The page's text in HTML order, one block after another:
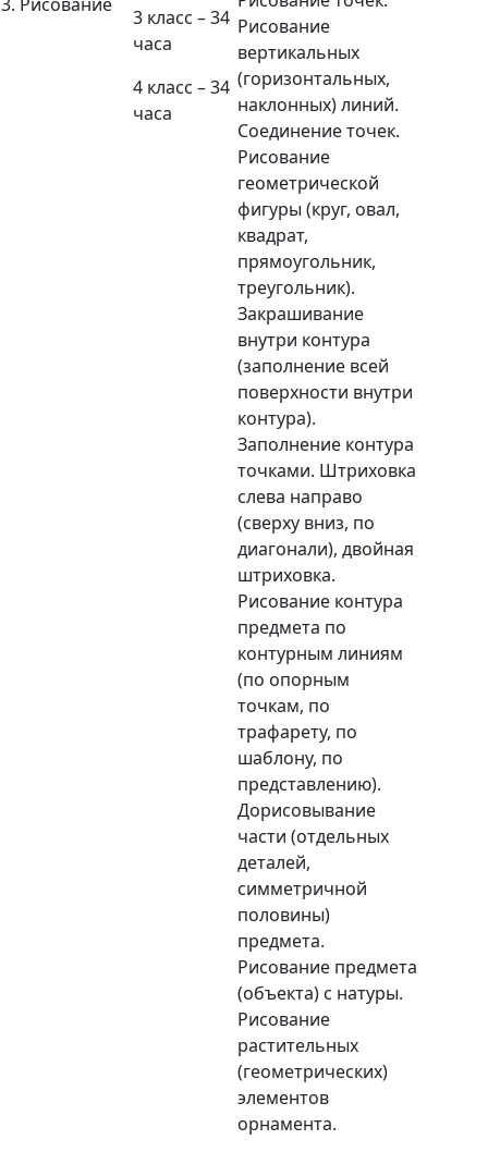
3 класс – 34
часа
4 класс – 34
часа
Рисование
вертикальных
(горизонтальных,
наклонных) линий.
Соединение точек.
Рисование
геометрической
фигуры (круг, овал,
квадрат,
прямоугольник,
треугольник).
Закрашивание
внутри контура
(заполнение всей
поверхности внутри
контура).
Заполнение контура
точками. Штриховка
слева направо
(сверху вниз, по
диагонали), двойная
штриховка.
Рисование контура
предмета по
контурным линиям
(по опорным
точкам, по
трафарету, по
шаблону, по
представлению).
Дорисовывание
части (отдельных
деталей,
симметричной
половины)
предмета.
Рисование предмета
(объекта) с натуры.
Рисование
растительных
(геометрических)
элементов
орнамента.